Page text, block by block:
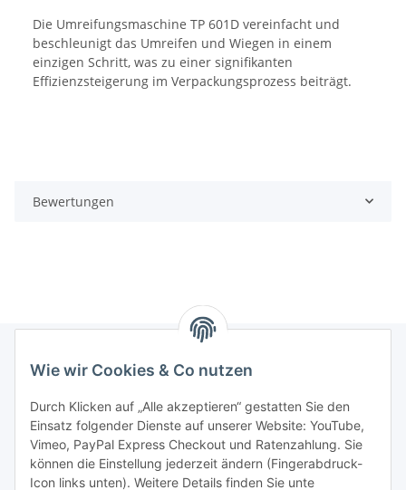
Die Umreifungsmaschine TP 601D vereinfacht und
beschleunigt das Umreifen und Wiegen in einem
einzigen Schritt, was zu einer signifikanten
Effizienzsteigerung im Verpackungsprozess beiträgt.
Bewertungen
Gesetzliche Informationen
Wie wir Cookies & Co nutzen
Durch Klicken auf „Alle akzeptieren“ gestatten Sie den
Einsatz folgender Dienste auf unserer Website: YouTube,
Vimeo, PayPal Express Checkout und Ratenzahlung. Sie
können die Einstellung jederzeit ändern (Fingerabdruck-
Icon links unten). Weitere Details finden Sie unte